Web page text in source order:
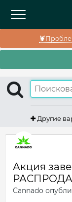
Другие
Акция
Cannado